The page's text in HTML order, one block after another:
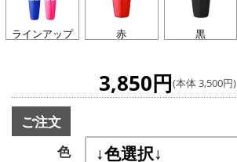
ラインアップ 赤 黒
3,850円(本体 3,500円)
ご注文
色